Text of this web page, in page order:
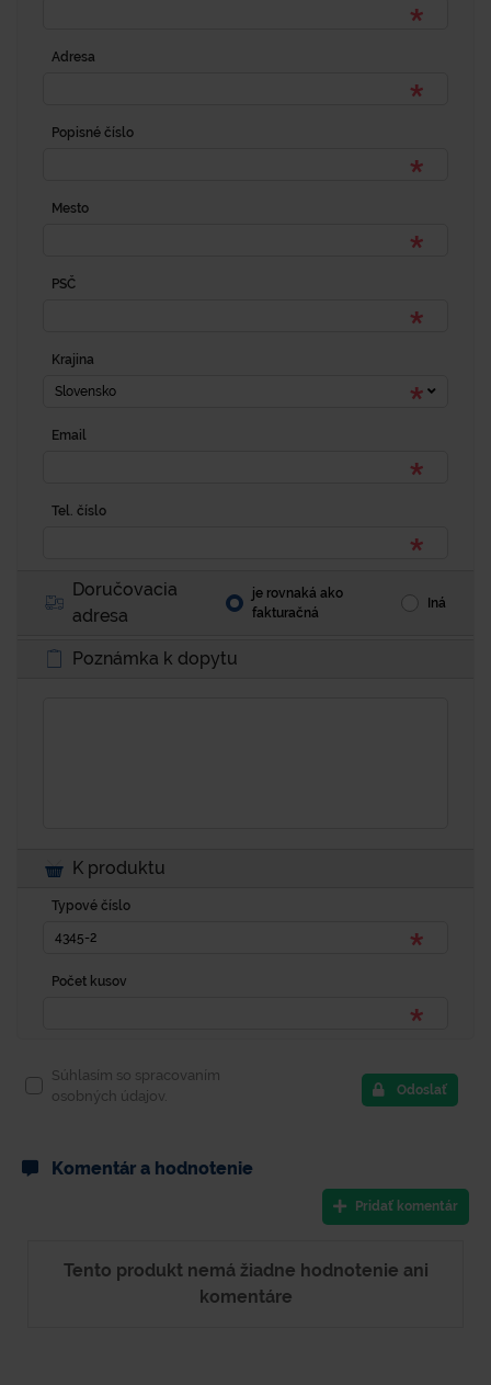
Adresa
Popisné číslo
Mesto
PSČ
Krajina
Slovensko
Email
Tel. číslo
Doručovacia
adresa
je rovnaká ako
fakturačná
Iná
Poznámka k dopytu
K produktu
Typové číslo
Počet kusov
Súhlasím so spracovaním
osobných údajov.
Odoslať
Komentár a hodnotenie
Pridať komentár
Tento produkt nemá žiadne hodnotenie ani
komentáre